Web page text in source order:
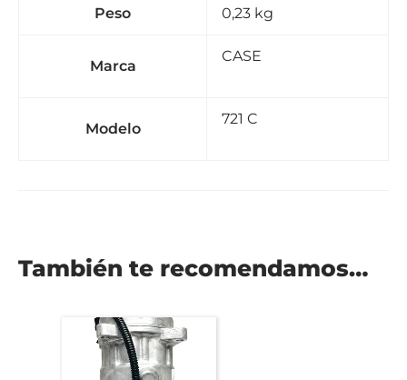
Peso 0,23 kg
Marca
CASE
Modelo
721 C
También te recomendamos…